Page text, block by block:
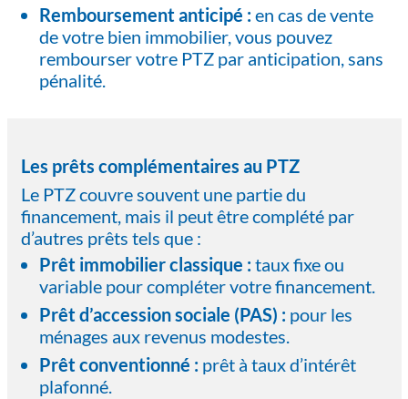
Remboursement anticipé :en cas de vente
de votre bien immobilier, vous pouvez
rembourser votre PTZ par anticipation, sans
pénalité.
Les prêts complémentaires au PTZ
Le PTZ couvre souvent une partie du
financement, mais il peut être complété par
d’autres prêts tels que :
Prêt immobilier classique :taux fixe ou
variable pour compléter votre financement.
Prêt d’accession sociale (PAS) :pour les
ménages aux revenus modestes.
Prêt conventionné :prêt à taux d’intérêt
plafonné.